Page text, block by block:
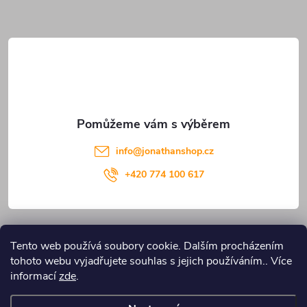
Tento web používá soubory cookie. Dalším procházením
tohoto webu vyjadřujete souhlas s jejich používáním.. Více
informacízde.
t
info@jonathanshop.cz
+420 774 100 617
Blog JONATHANshop.cz